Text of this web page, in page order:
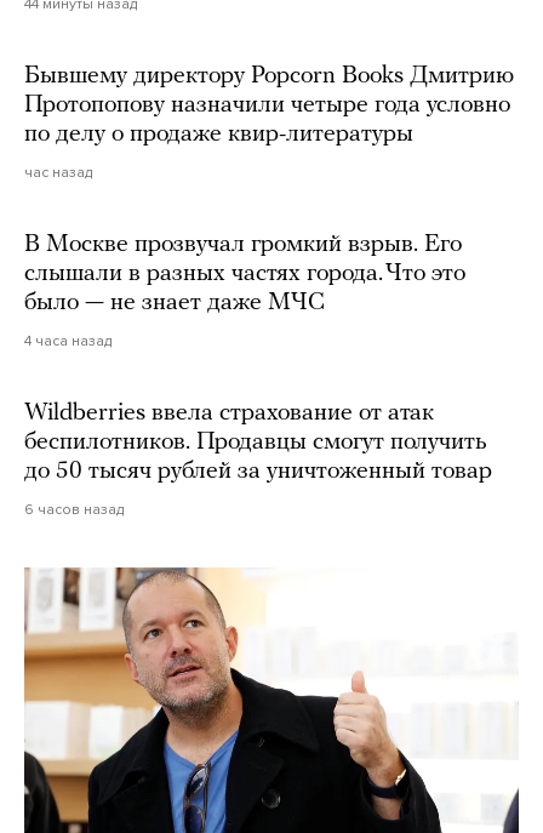
44 минуты назад
Бывшему директору Popcorn Books Дмитрию
Протопопову назначили четыре года условно
по делу о продаже квир-литературы
час назад
В Москве прозвучал громкий взрыв. Его
слышали в разных частях города. Что это
было — не знает даже МЧС
4 часа назад
Wildberries ввела страхование от атак
беспилотников. Продавцы смогут получить
до 50 тысяч рублей за уничтоженный товар
6 часов назад